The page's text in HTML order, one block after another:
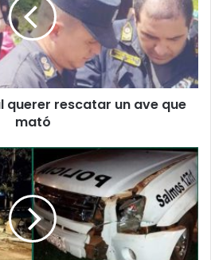
querer rescatar un ave que
mató